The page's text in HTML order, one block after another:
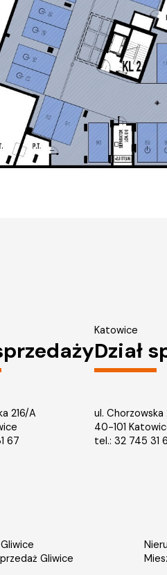
216/A
67
Katowice
Dział
ul. Chorzowska
40-101
tel.: 32 745 31
Gliwice